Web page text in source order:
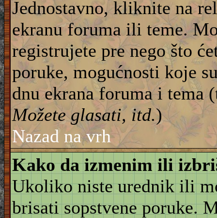
Jednostavno, kliknite na
ekranu foruma ili teme.
registrujete pre nego što
poruke, mogućnosti koje
dnu ekrana foruma i tema
Možete glasati, itd.)
Nazad na vrh
Kako da izmenim ili
Ukoliko niste urednik ili
brisati sopstvene poruke.